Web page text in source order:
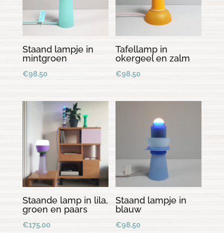
Staand lampje in
mintgroen
€98.50
Tafellamp in
okergeel en zalm
€98.50
Staande lamp in lila,
groen en paars
€175.00
Staand lampje in
blauw
€98.50